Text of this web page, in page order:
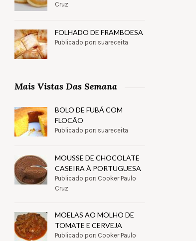
Cruz
FOLHADO DE FRAMBOESA
Publicado por: suareceita
Mais Vistas Das Semana
BOLO DE FUBÁ COM
FLOCÃO
Publicado por: suareceita
MOUSSE DE CHOCOLATE
CASEIRA À PORTUGUESA
Publicado por: Cooker Paulo
Cruz
MOELAS AO MOLHO DE
TOMATE E CERVEJA
Publicado por: Cooker Paulo